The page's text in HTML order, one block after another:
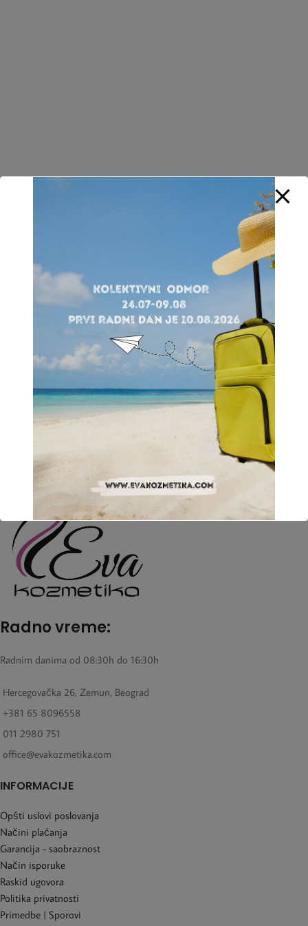
Radno vreme:
Radnim danima od 08:30h do 16:30h
Hercegovačka 26, Zemun, Beograd
+381 65 8096558
011 2980 751
office@evakozmetika.com
INFORMACIJE
Opšti uslovi poslovanja
Načini plaćanja
Garancija - saobraznost
Način isporuke
Raskid ugovora
Politika privatnosti
Primedbe | Sporovi